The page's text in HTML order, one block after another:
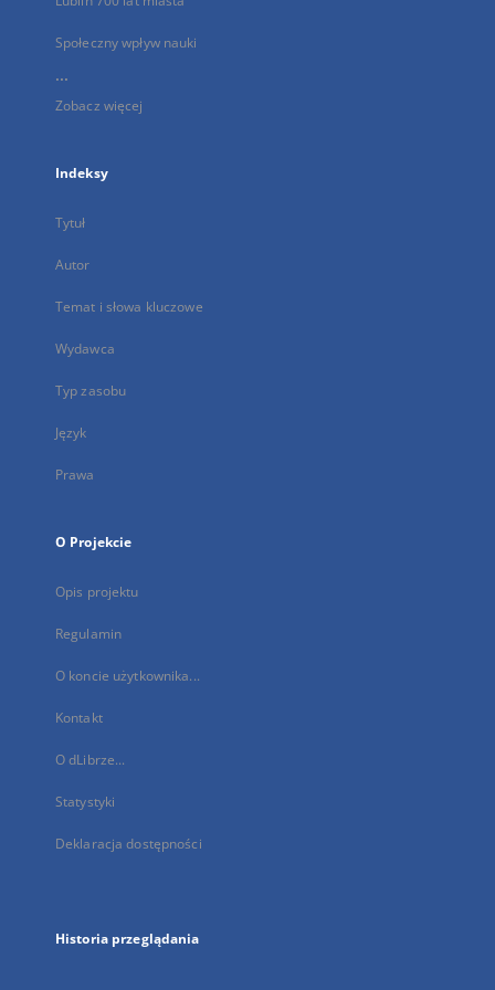
Społeczny wpływ nauki
...
Zobacz więcej
Indeksy
Tytuł
Autor
Temat i słowa kluczowe
Wydawca
Typ zasobu
Język
Prawa
O Projekcie
Opis projektu
Regulamin
O koncie użytkownika...
Kontakt
O dLibrze...
Statystyki
Deklaracja dostępności
Historia przeglądania